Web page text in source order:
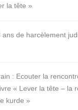
la tête »
ans de harcèlement
: Ecouter la
« Lever la tête – la
kurde »